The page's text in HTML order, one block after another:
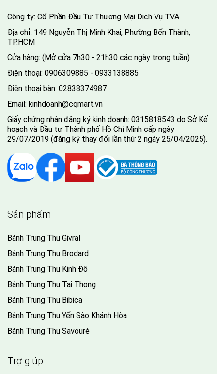
Công ty: Cổ Phần Đầu Tư Thương Mại Dịch Vụ TVA
Địa chỉ: 149 Nguyễn Thị Minh Khai, Phường Bến Thành,
TP.HCM
Cửa hàng: (Mở cửa 7h30 - 21h30 các ngày trong tuần)
Điện thoại: 0906309885 - 0933138885
Điện thoại bàn: 02838374987
Email: kinhdoanh@cqmart.vn
Giấy chứng nhận đăng ký kinh doanh: 0315818543 do Sở Kế
hoạch và Đầu tư Thành phố Hồ Chí Minh cấp ngày
29/07/2019 (đăng ký thay đổi lần thứ 2 ngày 25/04/2025).
Sản phẩm
Bánh Trung Thu Givral
Bánh Trung Thu Brodard
Bánh Trung Thu Kinh Đô
Bánh Trung Thu Tai Thong
Bánh Trung Thu Bibica
Bánh Trung Thu Yến Sào Khánh Hòa
Bánh Trung Thu Savouré
Trợ giúp